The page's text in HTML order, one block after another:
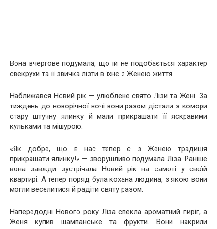
Вона вчергове подумала, що їй не подобається характер
свекрухи та її звичка лізти в їхнє з Женею життя.
Наближався Новий рік — улюблене свято Лізи та Жені. За
тиждень до новорічної ночі вони разом дістали з комори
стару штучну ялинку й мали прикрашати її яскравими
кульками та мішурою.
«Як добре, що в нас тепер є з Женею традиція
прикрашати ялинку!» — зворушливо подумала Ліза. Раніше
вона завжди зустрічала Новий рік на самоті у своїй
квартирі. А тепер поряд була кохана людина, з якою вони
могли веселитися й радіти святу разом.
Напередодні Нового року Ліза спекла ароматний пиріг, а
Женя купив шампанське та фрукти. Вони накрили